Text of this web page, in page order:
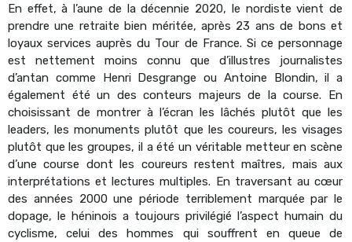
En effet, à l’aune de la décennie 2020, le nordiste vient de
prendre une retraite bien méritée, après 23 ans de bons et
loyaux services auprès du Tour de France. Si ce personnage
est nettement moins connu que d’illustres journalistes
d’antan comme Henri Desgrange ou Antoine Blondin, il a
également été un des conteurs majeurs de la course. En
choisissant de montrer à l’écran les lâchés plutôt que les
leaders, les monuments plutôt que les coureurs, les visages
plutôt que les groupes, il a été un véritable metteur en scène
d’une course dont les coureurs restent maîtres, mais aux
interprétations et lectures multiples. En traversant au cœur
des années 2000 une période terriblement marquée par le
dopage, le héninois a toujours privilégié l’aspect humain du
cyclisme, celui des hommes qui souffrent en queue de